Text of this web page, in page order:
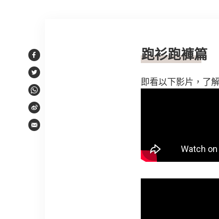
Facebook
Twitter
WhatsApp
Weibo
Email
跑衫跑褲篇
即看以下影片，了